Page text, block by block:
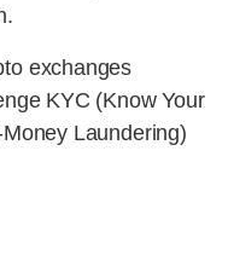
exchanges
KYC (Know Your
Laundering)